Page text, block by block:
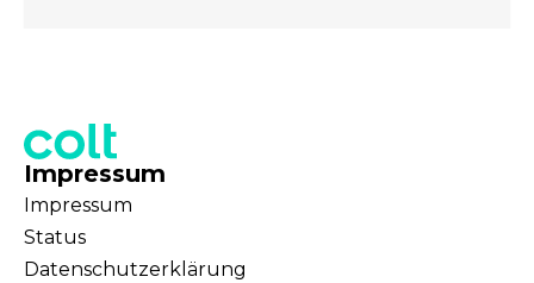
Impressum
Impressum
Status
Datenschutzerklärung